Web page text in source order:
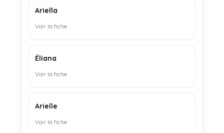
Ariella
Voir la fiche
Éliana
Voir la fiche
Arielle
Voir la fiche